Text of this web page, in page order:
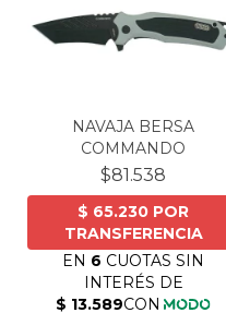
NAVAJA BERSA
COMMANDO
$81.538